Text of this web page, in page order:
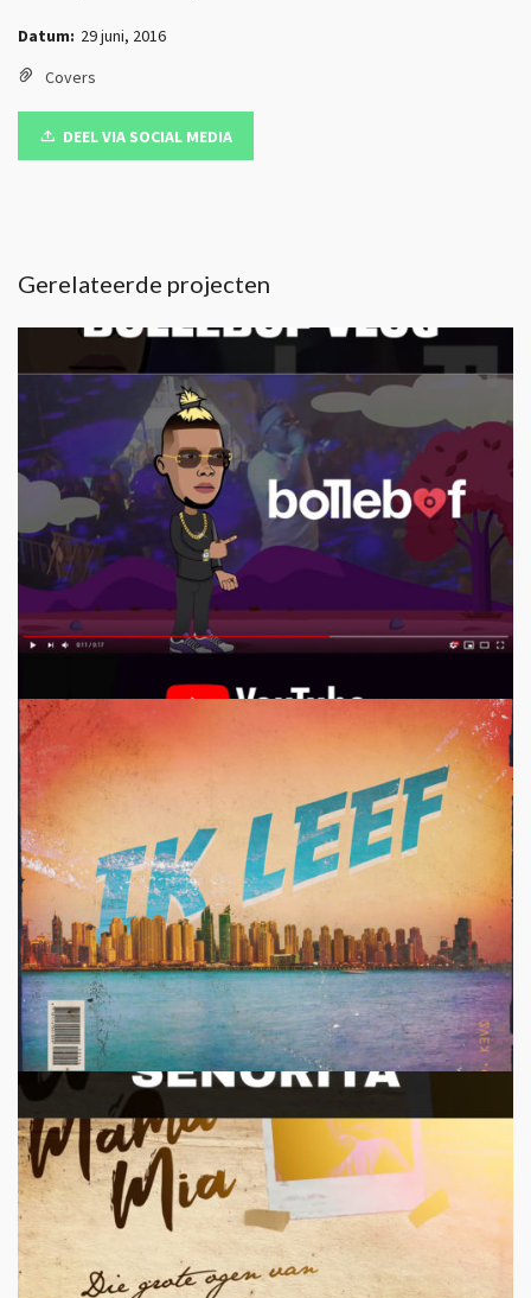
Datum: 29 juni, 2016
Covers
DEEL VIA SOCIAL MEDIA
Gerelateerde projecten